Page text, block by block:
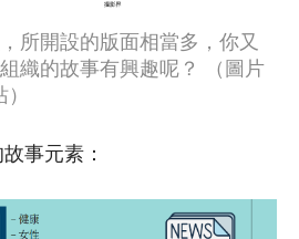
所開設的版面相當多，你又
織的故事有興趣呢？ （圖片
事元素：